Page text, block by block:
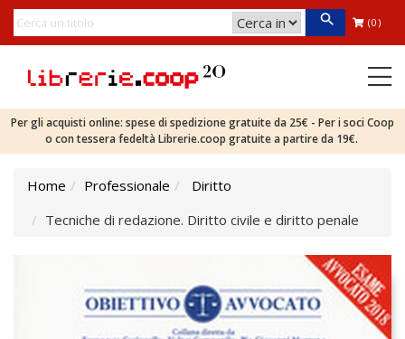
(0)
Per gli acquisti online: spese di spedizione gratuite da 25€ - Per i soci Coop
o con tessera fedeltà Librerie.coop gratuite a partire da 19€.
Home Professionale
Diritto
Tecniche di redazione. Diritto civile e diritto penale